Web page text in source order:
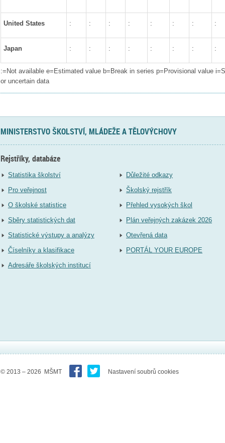
United States : : : : : : : :
Japan : : : : : : : :
:=Not available e=Estimated value b=Break in series p=Provisional value
or uncertain data
MINISTERSTVO ŠKOLSTVÍ, MLÁDEŽE A TĚLOVÝCHOVY
Rejstříky, databáze
Statistika školství
Pro veřejnost
O školské statistice
Sběry statistických dat
Statistické výstupy a analýzy
Číselníky a klasifikace
Adresáře školských institucí
Důležité odkazy
Školský rejstřík
Přehled vysokých škol
Plán veřejných zakázek 2026
Otevřená data
PORTÁL YOUR EUROPE
© 2013 – 2026 MŠMT Nastavení soubrů cookies